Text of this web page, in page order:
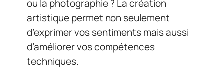
ou la photographie ? La création
artistique permet non seulement
d’exprimer vos sentiments mais aussi
d’améliorer vos compétences
techniques.